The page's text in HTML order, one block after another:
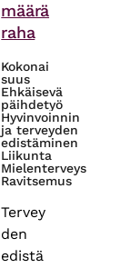
määrä
raha
Kokonai
suus
Ehkäisevä
päihdetyö
Hyvinvoinnin
ja terveyden
edistäminen
Liikunta
Mielenterveys
Ravitsemus
Tervey
den
edistä